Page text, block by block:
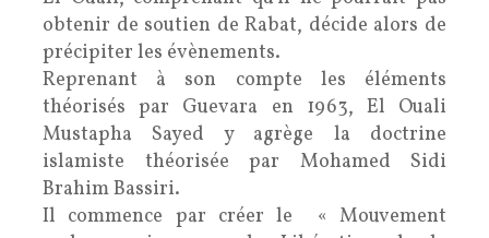
obtenir de soutien de Rabat, décide alors de
précipiter les évènements.
Reprenant à son compte les éléments
théorisés par Guevara en 1963, El Ouali
Mustapha Sayed y agrège la doctrine
islamiste théorisée par Mohamed Sidi
Brahim Bassiri.
Il commence par créer le « Mouvement